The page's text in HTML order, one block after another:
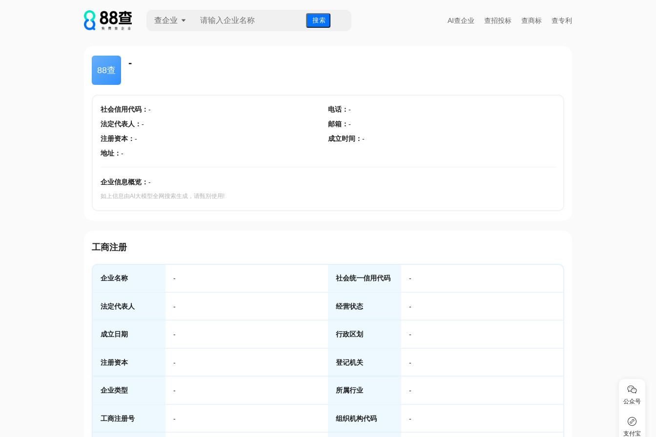
查企业 搜 索 AI查企业 查招投标 查商标 查专利
88查
-
社会信用代码： - 电话： -
法定代表人 ： - 邮箱 ： -
注册资本： - 成立时间 ： -
地址： -
企业信息概览： -
如上信息由AI大模型全网搜索生成，请甄别使用!
工商注册
企业名称 - 社会统一信用代码 -
法定代表人 - 经营状态 -
成立日期 - 行政区划 -
注册资本 - 登记机关 -
企业类型 - 所属行业 -
工商注册号 - 组织机构代码 -
公众号
支付宝